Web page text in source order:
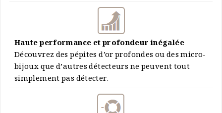
Haute performance et profondeur inégalée
Découvrez des pépites d’or profondes ou des micro-
bijoux que d’autres détecteurs ne peuvent tout
simplement pas détecter.